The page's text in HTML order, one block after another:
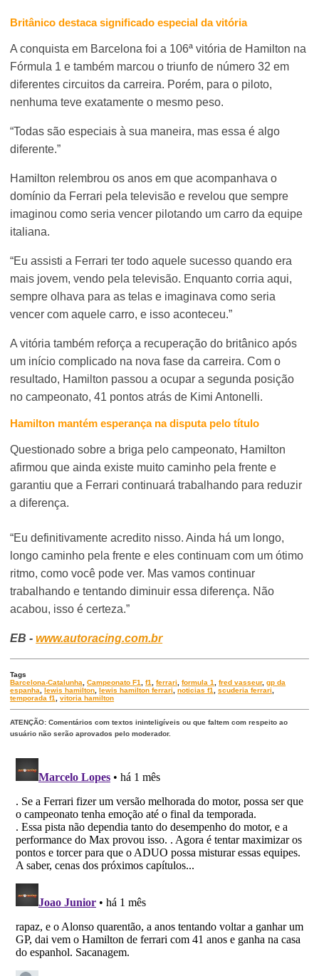
Britânico destaca significado especial da vitória
A conquista em Barcelona foi a 106ª vitória de Hamilton na
Fórmula 1 e também marcou o triunfo de número 32 em
diferentes circuitos da carreira. Porém, para o piloto,
nenhuma teve exatamente o mesmo peso.
“Todas são especiais à sua maneira, mas essa é algo
diferente.”
Hamilton relembrou os anos em que acompanhava o
domínio da Ferrari pela televisão e revelou que sempre
imaginou como seria vencer pilotando um carro da equipe
italiana.
“Eu assisti a Ferrari ter todo aquele sucesso quando era
mais jovem, vendo pela televisão. Enquanto corria aqui,
sempre olhava para as telas e imaginava como seria
vencer com aquele carro, e isso aconteceu.”
A vitória também reforça a recuperação do britânico após
um início complicado na nova fase da carreira. Com o
resultado, Hamilton passou a ocupar a segunda posição
no campeonato, 41 pontos atrás de Kimi Antonelli.
Hamilton mantém esperança na disputa pelo título
Questionado sobre a briga pelo campeonato, Hamilton
afirmou que ainda existe muito caminho pela frente e
garantiu que a Ferrari continuará trabalhando para reduzir
a diferença.
“Eu definitivamente acredito nisso. Ainda há um longo,
longo caminho pela frente e eles continuam com um ótimo
ritmo, como você pode ver. Mas vamos continuar
trabalhando e tentando diminuir essa diferença. Não
acabou, isso é certeza.”
EB -www.autoracing.com.br
Tags
Barcelona-Catalunha
,Campeonato F1 ,f1 ,ferrari ,formula 1 ,fred vasseur,gp da
espanha
,lewis hamilton ,lewis hamilton ferrari ,noticias f1 ,scuderia ferrari
temporada f1
,vitoria hamilton
ATENÇÃO: Comentários com textos ininteligíveis ou que faltem com respeito ao
usuário não serão aprovados pelo moderador.